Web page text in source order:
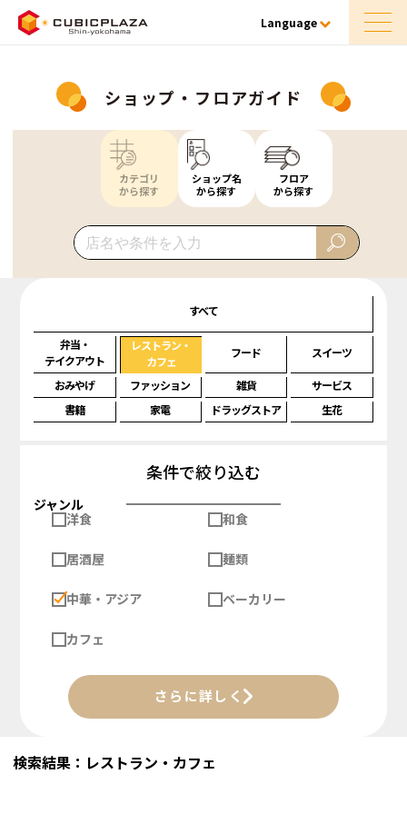
Language
ショップ・フロアガイド
カテゴリ
から探す
ショップ名
から探す
フロア
から探す
すべて
弁当・
テイクアウト
レストラン・
カフェ
フード スイーツ
おみやげ ファッション 雑貨
サービス
書籍
家電 ドラッグストア 生花
条件で絞り込む
ジャンル
洋食
和食
居酒屋 麺類
中華・アジア ベーカリー
カフェ
さらに詳しく
検索結果：レストラン・カフェ